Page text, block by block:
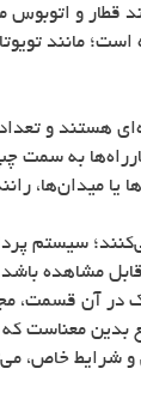
قطار و
است؛ مانند
هستند و
به
میدان‌ها،
سیستم
مشاهده
در آن
بدین معناست
خاص،